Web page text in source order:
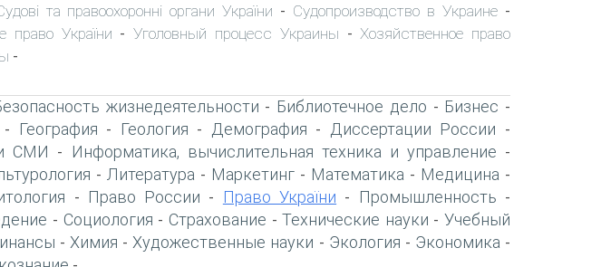
та правоохоронні органи України - Судопроизводство в Украине -
право України -Уголовный процесс Украины - Хозяйственное право
-
жизнедеятельности - Библиотечное дело - Бизнес -
- География - Геология - Демография - Диссертации России -
СМИ - Информатика, вычислительная техника и управление -
- Литература - Маркетинг - Математика - Медицина -
- Право России - Право України - Промышленность -
- Социология - Страхование -Технические науки -Учебный
- Химия - Художественные науки - Экология - Экономика -